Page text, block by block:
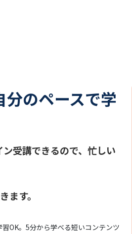
分のペースで学
受講できるので、忙しい
ます。
OK。5分から学べる短いコンテンツ